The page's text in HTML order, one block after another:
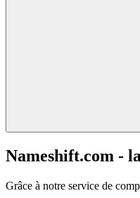
Nameshift.com -
Grâce à notre service de